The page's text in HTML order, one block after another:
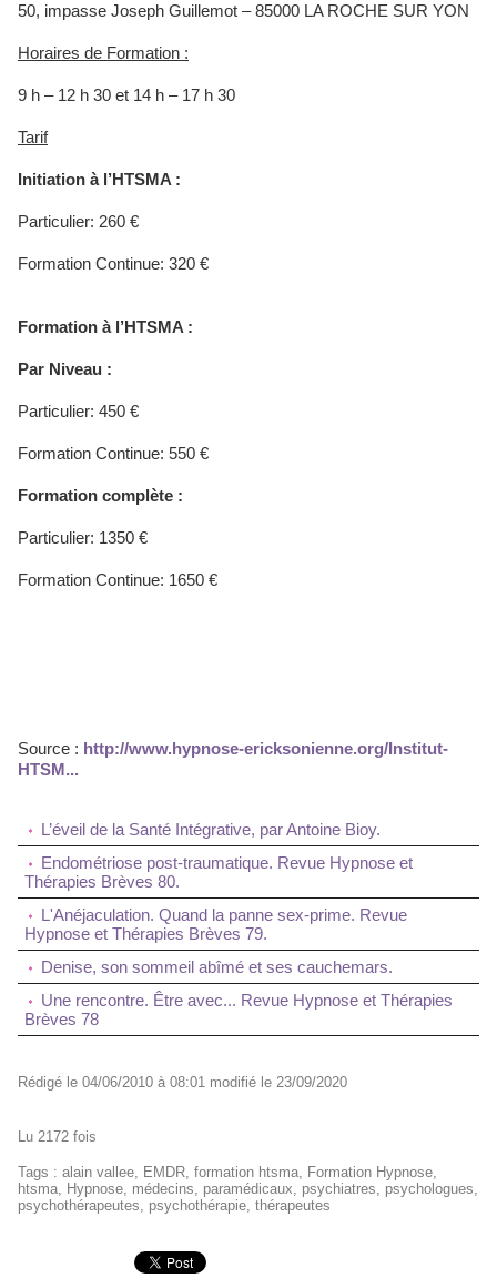
50, impasse Joseph Guillemot – 85000 LA ROCHE SUR YON
Horaires de Formation :
9 h – 12 h 30 et 14 h – 17 h 30
Tarif
Initiation à l’HTSMA :
Particulier: 260 €
Formation Continue: 320 €
Formation à l’HTSMA :
Par Niveau :
Particulier: 450 €
Formation Continue: 550 €
Formation complète :
Particulier: 1350 €
Formation Continue: 1650 €
Source : http://www.hypnose-ericksonienne.org/Institut-
HTSM...
L’éveil de la Santé Intégrative, par Antoine Bioy.
Endométriose post-traumatique. Revue Hypnose et
Thérapies Brèves 80.
L'Anéjaculation. Quand la panne sex-prime. Revue
Hypnose et Thérapies Brèves 79.
Denise, son sommeil abîmé et ses cauchemars.
Une rencontre. Être avec... Revue Hypnose et Thérapies
Brèves 78
Rédigé le 04/06/2010 à 08:01 modifié le 23/09/2020
Lu 2172 fois
Tags : alain vallee, EMDR, formation htsma, Formation Hypnose,
htsma, Hypnose, médecins, paramédicaux, psychiatres, psychologues,
psychothérapeutes, psychothérapie, thérapeutes